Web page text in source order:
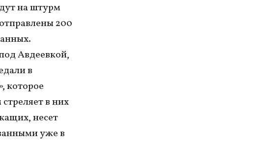
на штурм
200
Авдеевкой,
в
которое
в них
несет
уже в